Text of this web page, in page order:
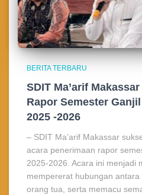
BERITA TERBARU
SDIT Ma’arif
Rapor Semester
2025 -2026
– SDIT Ma’arif Makassar
acara penerimaan rapor
2025-2026. Acara ini menjadi
mempererat hubungan
orang tua, serta memacu